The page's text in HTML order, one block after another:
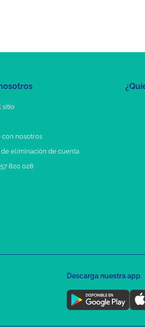
sitio
con nosotros
eliminación de cuenta
820 028
Descarga nuestra app